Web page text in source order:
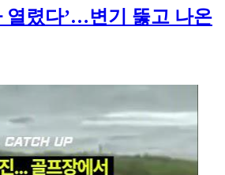
열렸다’…변기 뚫고 나온